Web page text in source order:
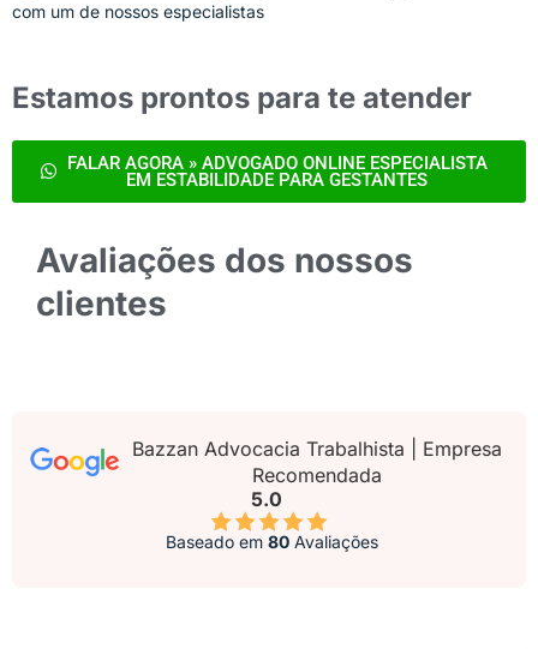
com um de nossos especialistas
Estamos prontos para te atender
FALAR AGORA » ADVOGADO ONLINE ESPECIALISTA
EM ESTABILIDADE PARA GESTANTES
Avaliações dos nossos
clientes
Bazzan Advocacia Trabalhista | Empresa
Recomendada
5.0
Baseado em 80 Avaliações